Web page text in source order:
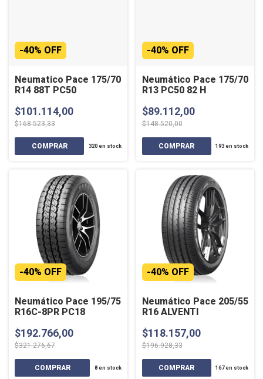
Neumatico Pace 175/70
R14 88T PC50
-40% OFF
$101.114,00
$168.523,33
320en stock
Neumático Pace 175/70
R13 PC50 82 H
-40% OFF
$89.112,00
$148.520,00
193 en stock
Neumático Pace 195/75
R16C-8PR PC18
-40% OFF
$192.766,00
$321.276,67
8en stock
Neumático Pace 205/55
R16 ALVENTI
-40% OFF
$118.157,00
$196.928,33
167en stock